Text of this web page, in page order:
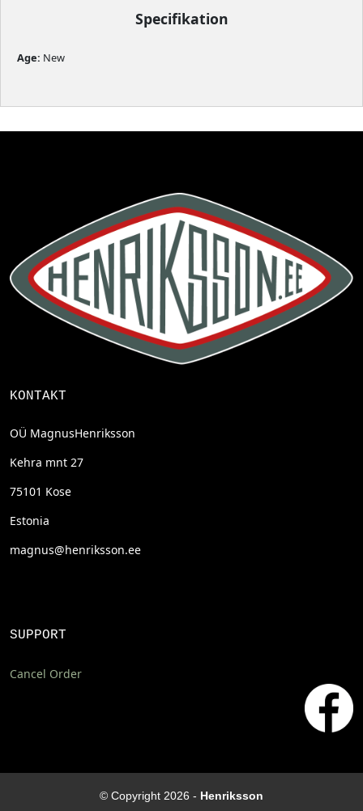
Specifikation
Age: New
KONTAKT
OÜ MagnusHenriksson
Kehra mnt 27
75101 Kose
Estonia
magnus@henriksson.ee
SUPPORT
Cancel Order
© Copyright 2026 - Henriksson